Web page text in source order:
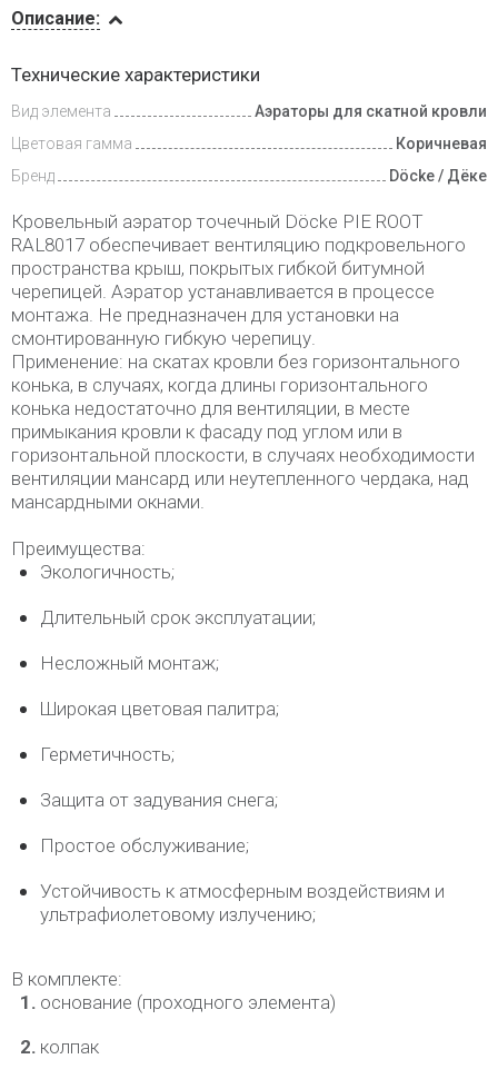
и оплата
Описание:
Технические характеристики
Вид элемента
Аэраторы для скатной кровли
Цветовая гамма
Коричневая
Бренд
Döcke / Дёке
Кровельный аэратор точечный Döcke PIE ROOT
RAL8017 обеспечивает вентиляцию подкровельного
пространства крыш, покрытых гибкой битумной
черепицей. Аэратор устанавливается в процессе
монтажа. Не предназначен для установки на
смонтированную гибкую черепицу.
Применение: на скатах кровли без горизонтального
конька, в случаях, когда длины горизонтального
конька недостаточно для вентиляции, в месте
примыкания кровли к фасаду под углом или в
горизонтальной плоскости, в случаях необходимости
вентиляции мансард или неутепленного чердака, над
мансардными окнами.
Преимущества:
Экологичность;
Длительный срок эксплуатации;
Несложный монтаж;
Широкая цветовая палитра;
Герметичность;
Защита от задувания снега;
Простое обслуживание;
Устойчивость к атмосферным воздействиям и
ультрафиолетовому излучению;
В комплекте:
основание (проходного элемента)
колпак